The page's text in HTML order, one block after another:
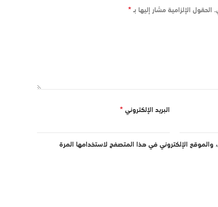
الحقول الإلزامية مشار إليها بـ*
البريد الإلكتروني*
والموقع الإلكتروني في هذا المتصفح لاستخدامها المرة